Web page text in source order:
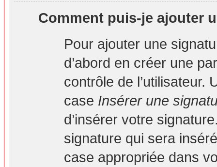
Comment puis-je ajouter
Pour ajouter une
d’abord en créer une
contrôle de l’utilisateur.
case Insérer une
d’insérer votre
signature qui sera
case appropriée dans